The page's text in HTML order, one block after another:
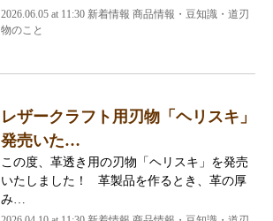
2026.06.05 at 11:30 新着情報 商品情報・豆知識・道刃
物のこと
レザークラフト用刃物「ヘリスキ」
発売いた…
この度、革透き用の刃物「ヘリスキ」を発売
いたしました！ 革製品を作るとき、革の厚
み…